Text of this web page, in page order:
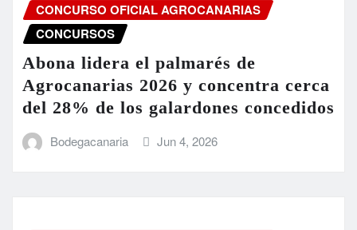
CONCURSO OFICIAL AGROCANARIAS
CONCURSOS
Abona lidera el palmarés de
Agrocanarias 2026 y concentra cerca
del 28% de los galardones concedidos
Bodegacanaria Jun 4, 2026